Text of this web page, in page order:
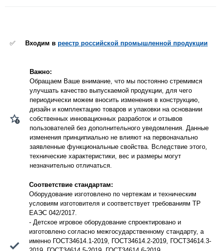
✅ Входим в реестр российской промышленной продукции
Важно:
Обращаем Ваше внимание, что мы постоянно стремимся
улучшать качество выпускаемой продукции, для чего
периодически можем вносить изменения в конструкцию,
дизайн и комплектацию товаров и упаковки на основании
собственных инновационных разработок и отзывов
пользователей без дополнительного уведомления. Данные
изменения принципиально не влияют на первоначально
заявленные функциональные свойства. Вследствие этого,
технические характеристики, вес и размеры могут
незначительно отличаться.
Соответствие стандартам:
Оборудование изготовлено по чертежам и техническим
условиям изготовителя и соответствует требованиям ТР
ЕАЭС 042/2017.
- Детское игровое оборудование спроектировано и
изготовлено согласно межгосударственному стандарту, а
именно ГОСТ34614.1-2019, ГОСТ34614.2-2019, ГОСТ34614.3-